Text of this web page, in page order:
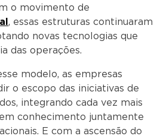
o movimento de
, essas estruturas continuaram
novas tecnologias que
das operações.
modelo, as empresas
o escopo das iniciativas de
integrando cada vez mais
conhecimento juntamente
E com a ascensão do